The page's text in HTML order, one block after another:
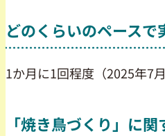
どのくらいのペースで
1か月に1回程度（2025年7
「焼き鳥づくり」に